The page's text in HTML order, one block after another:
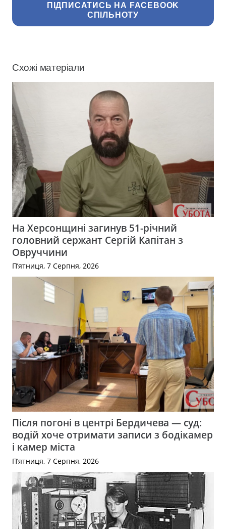
ПІДПИСАТИСЬ НА FACEBOOK
СПІЛЬНОТУ
Схожі матеріали
На Херсонщині загинув 51-річний
головний сержант Сергій Капітан з
Овруччини
П’ятниця, 7 Серпня, 2026
Після погоні в центрі Бердичева — суд:
водій хоче отримати записи з бодікамер
і камер міста
П’ятниця, 7 Серпня, 2026